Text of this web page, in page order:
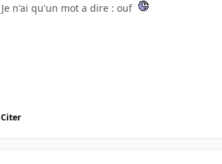
Je n'ai qu'un mot a dire : ouf
Citer